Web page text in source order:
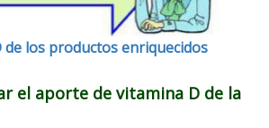
de los productos enriquecidos
el aporte de vitamina D de la